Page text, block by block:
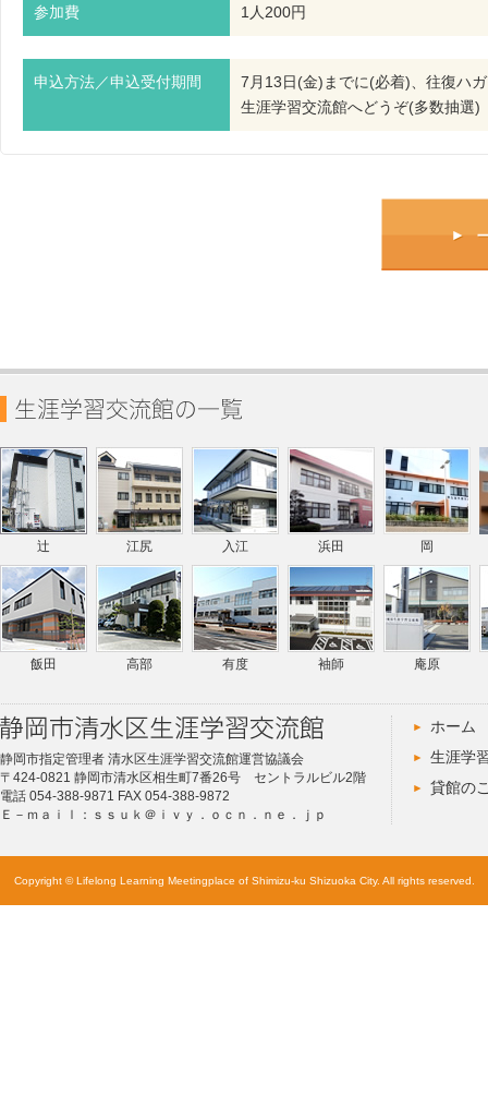
参加費 1人200円
申込方法／申込受付期間
7月13日(金)までに(必着)、往復ハ
生涯学習交流館へどうぞ(多数抽選)
辻 江尻 入江 浜田 岡
飯田 高部 有度 袖師 庵原
静岡市指定管理者 清水区生涯学習交流館運営協議会
〒424-0821 静岡市清水区相生町7番26号 セントラルビル2階
電話 054-388-9871 FAX 054-388-9872
Ｅ－ｍａｉｌ：ｓｓｕｋ＠ｉｖｙ．ｏｃｎ．ｎｅ．ｊｐ
ホーム
生涯学
貸館の
Copyright © Lifelong Learning Meetingplace of Shimizu-ku Shizuoka City. All rights reserved.